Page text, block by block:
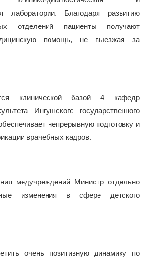
лаборатории. Благодаря развитию
отделений пациенты получают
помощь, не выезжая за
клинической базой 4 кафедр
Ингушского государственного
непрерывную подготовку и
врачебных кадров.
медучреждений Министр отдельно
изменения в сфере детского
очень позитивную динамику по